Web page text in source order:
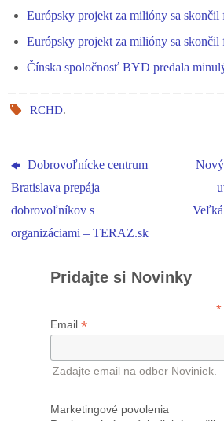
Európsky projekt za milióny sa
Európsky projekt za milióny sa
Čínska spoločnosť BYD predala
RCHD.
Dobrovoľnícke centrum
Bratislava prepája
dobrovoľníkov s
organizáciami – TERAZ.sk
Nový
Pridajte si Novinky
*
Email *
Zadajte email na odber Noviniek.
Marketingové povolenia